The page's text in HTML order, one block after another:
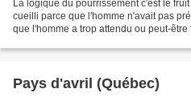
La logique du pourrissement c'est le
cueilli parce que l'homme n'avait pas
que l'homme a trop attendu ou peut-
Pays d'avril (Québec)